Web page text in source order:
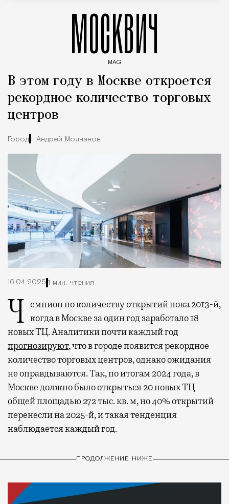
МОСКВИЧ
MAG
В этом году в Москве откроется
рекордное количество торговых
центров
Город Андрей Молчанов
16.04.2025 1 мин. чтения
Чемпион по количеству открытий пока 2013-й, когда в Москве за один год заработало 18
новых ТЦ. Аналитики почти каждый год
прогнозируют, что в городе появится рекордное
количество торговых центров, однако ожидания
не оправдываются. Так, по итогам 2024 года, в
Москве должно было открыться20 новых ТЦ
общей площадью 272 тыс. кв. м, но 40% открытий
перенесли на 2025-й, и такая тенденция
наблюдается каждый год.
ПРОДОЛЖЕНИЕ НИЖЕ